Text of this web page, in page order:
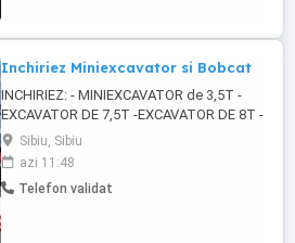
Inchiriez Miniexcavator si Bobcat
INCHIRIEZ: - MINIEXCAVATOR de 3,5T -
EXCAVATOR DE 7,5T -EXCAVATOR DE 8T -
MINIINCARCATOR BOBCAT -
BULDOEXCAVATOR -CILINDRU
COMPACTOR DE 3T Execut sapaturi
fundatii, santuri pt canalizare, curent, gaz,
Sibiu, Sibiu
azi 11:48
Telefon validat